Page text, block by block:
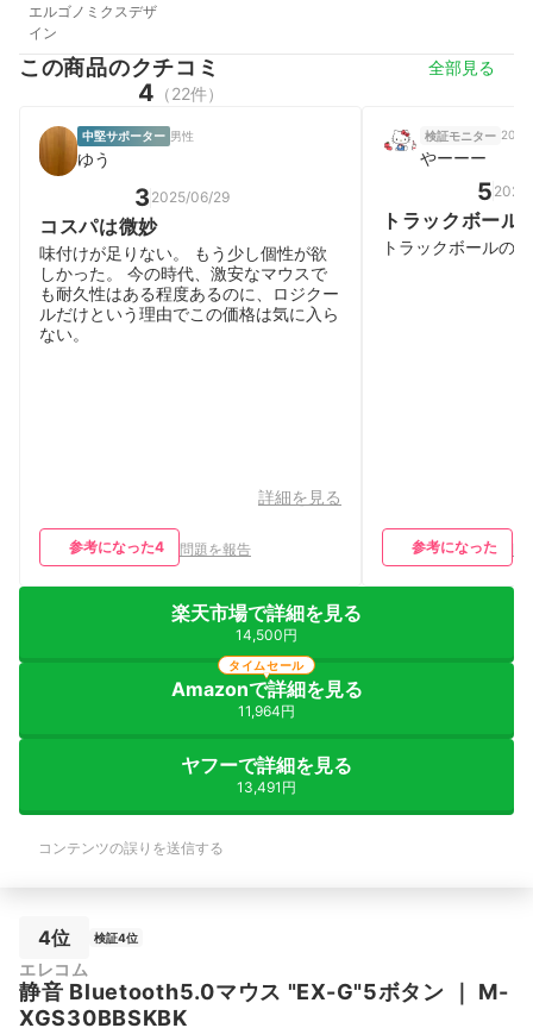
エルゴノミクスデザ
イン
この商品のクチコミ 全部見る
4 （22件）
中堅サポーター 男性
ゆう
3 2025/06/29
コスパは微妙
味付けが足りない。 もう少し個性が欲
しかった。 今の時代、激安なマウスで
も耐久性はある程度あるのに、ロジクー
ルだけという理由でこの価格は気に入ら
ない。
詳細を見る
参考になった4 問題を報告
検証モニター 20代
やーーー
5
トラックボール
トラックボールの
参考になった
楽天市場で詳細を見る
14,500円
Amazonで詳細を見る
11,964円
タイムセール
ヤフーで詳細を見る
13,491円
コンテンツの誤りを送信する
4位 検証4位
エレコム
静音 Bluetooth5.0マウス "EX-G"5ボタン
M-
XGS30BBSKBK